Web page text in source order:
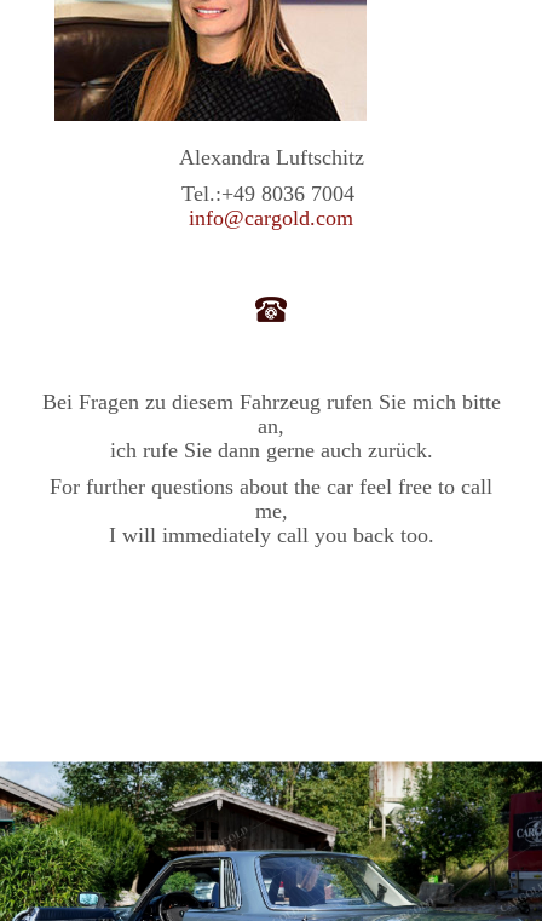
Alexandra Luftschitz
Tel.:+49 8036 7004
info@cargold.com
Bei Fragen zu diesem Fahrzeug rufen Sie mich bitte
an,
ich rufe Sie dann gerne auch zurück.
For further questions about the car feel free to call
me,
I will immediately call you back too.